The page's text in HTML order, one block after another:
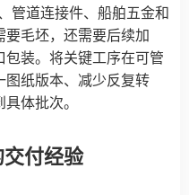
管道连接件、船舶五金和
毛坯，还需要后续加
装。将关键工序在可管
纸版本、减少反复转
体批次。
付经验